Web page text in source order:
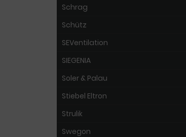
Schrag
Schütz
SEVentilation
SIEGENIA
Soler & Palau
Stiebel Eltron
Strulik
Swegon